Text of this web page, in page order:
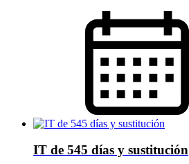
IT de 545 días y sustitución